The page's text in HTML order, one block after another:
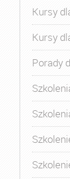
Kursy
Kursy
Porady